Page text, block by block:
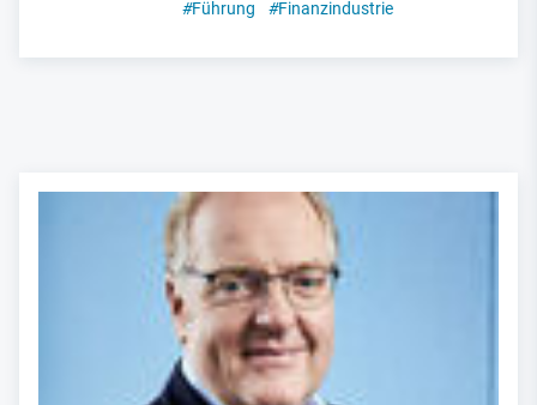
#Führung #Finanzindustrie